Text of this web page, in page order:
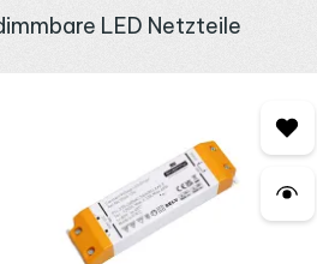
und größere LED-Profile.
oder mehrere Abgänge.
LED Netzteile